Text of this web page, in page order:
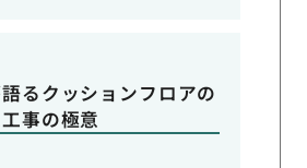
るクッションフロアの
事の極意